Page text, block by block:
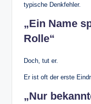
typische Denkfehler.
„Ein Name
Rolle“
Doch, tut er.
Er ist oft der erste
„Nur